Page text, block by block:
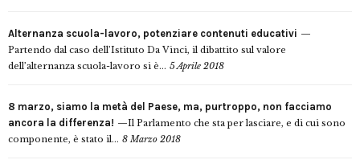
Alternanza scuola-lavoro, potenziare contenuti educativi
Partendo dal caso dell’Istituto Da Vinci, il dibattito sul valore
dell’alternanza scuola-lavoro si è... 5 Aprile 2018
8 marzo, siamo la metà del Paese, ma, purtroppo, non facciamo
ancora la differenza!
Il Parlamento che sta per lasciare, e di cui sono
componente, è stato il... 8 Marzo 2018